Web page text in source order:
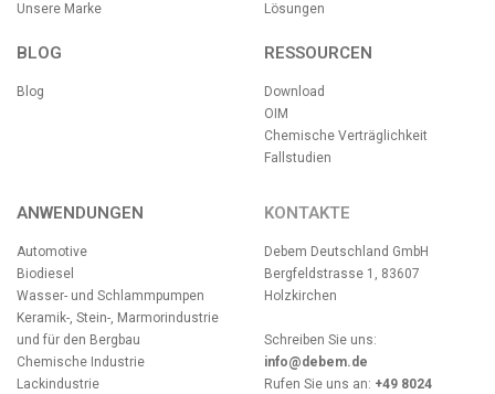
Unsere Marke
BLOG
Blog
Lösungen
RESSOURCEN
Download
OIM
Chemische Verträglichkeit
Fallstudien
ANWENDUNGEN
Automotive
Biodiesel
Wasser- und Schlammpumpen
Keramik-, Stein-, Marmorindustrie
und für den Bergbau
Chemische Industrie
Lackindustrie
KONTAKTE
Debem Deutschland GmbH
Bergfeldstrasse 1, 83607
Holzkirchen
Schreiben Sie uns:
info@debem.de
Rufen Sie uns an: +49 8024